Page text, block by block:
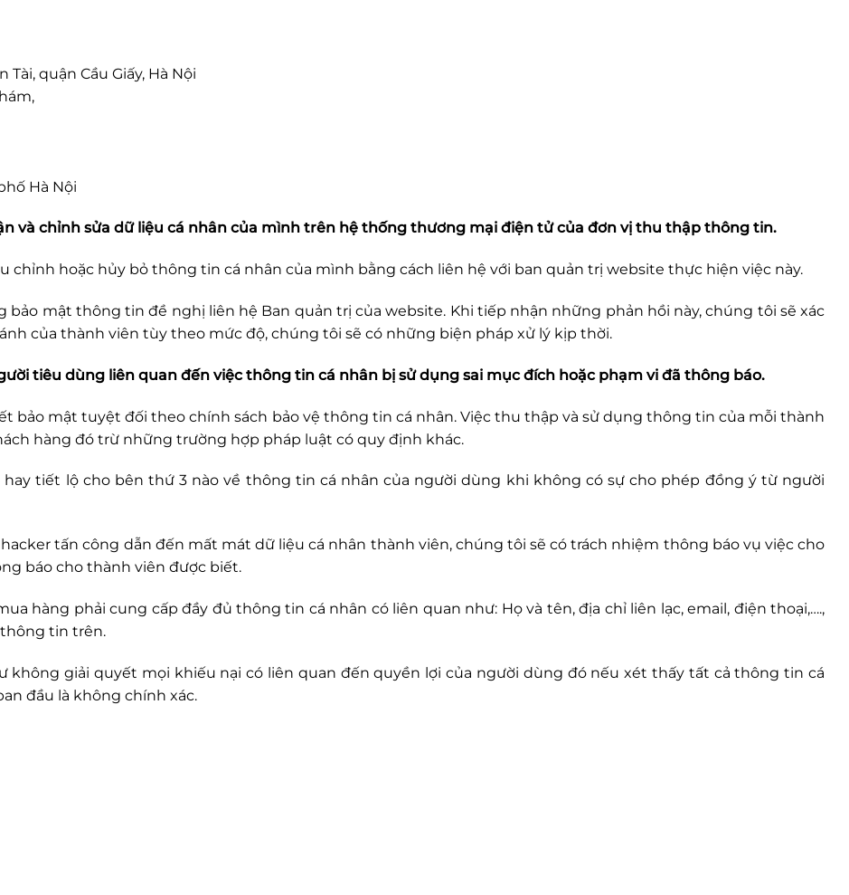
Tài, quận Cầu Giấy, Hà Nội
Hà Nội
và chỉnh sửa dữ liệu cá nhân của mình trên hệ thống thương mại điện tử của đơn vị thu thập thông tin.
chỉnh hoặc hủy bỏ thông tin cá nhân của mình bằng cách liên hệ với ban quản trị website thực hiện việc này.
mật thông tin đề nghị liên hệ Ban quản trị của website. Khi tiếp nhận những phản hồi này, chúng tôi sẽ xác
của thành viên tùy theo mức độ, chúng tôi sẽ có những biện pháp xử lý kịp thời.
tiêu dùng liên quan đến việc thông tin cá nhân bị sử dụng sai mục đích hoặc phạm vi đã thông báo.
bảo mật tuyệt đối theo chính sách bảo vệ thông tin cá nhân. Việc thu thập và sử dụng thông tin của mỗi thành
hàng đó trừ những trường hợp pháp luật có quy định khác.
tiết lộ cho bên thứ 3 nào về thông tin cá nhân của người dùng khi không có sự cho phép đồng ý từ người
tấn công dẫn đến mất mát dữ liệu cá nhân thành viên, chúng tôi sẽ có trách nhiệm thông báo vụ việc cho
báo cho thành viên được biết.
hàng phải cung cấp đầy đủ thông tin cá nhân có liên quan như: Họ và tên, địa chỉ liên lạc, email, điện thoại,….,
tin trên.
giải quyết mọi khiếu nại có liên quan đến quyền lợi của người dùng đó nếu xét thấy tất cả thông tin cá
đầu là không chính xác.